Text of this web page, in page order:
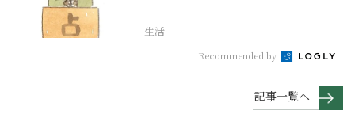
生活
Recommended by
記事一覧へ